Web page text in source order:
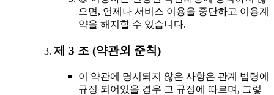
으면, 언제나 서비스 이용을 중단하고 이용계
약을 해지할 수 있습니다.
제 3 조 (약관외 준칙)
이 약관에 명시되지 않은 사항은 관계 법령에
규정 되어있을 경우 그 규정에 따르며, 그렇